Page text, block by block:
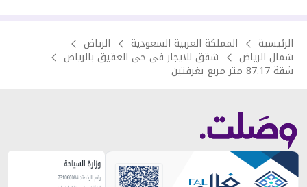
الرئيسية المملكة العربية السعودية الرياض
شمال الرياض شقق للايجار فى حى العقيق بالرياض
شقة 87.17 متر مربع بغرفتين